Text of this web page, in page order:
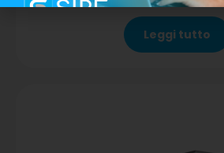
Leggi tutto